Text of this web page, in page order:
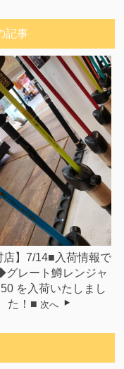
記事
店】7/14■入荷情報で
レート鱒レンジャ
を入荷いたしまし
た！■ 次へ